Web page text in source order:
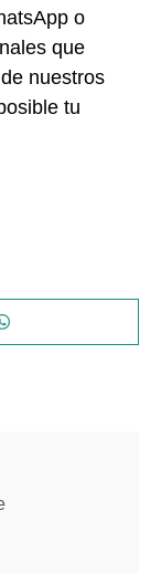
o
que
nuestros
tu